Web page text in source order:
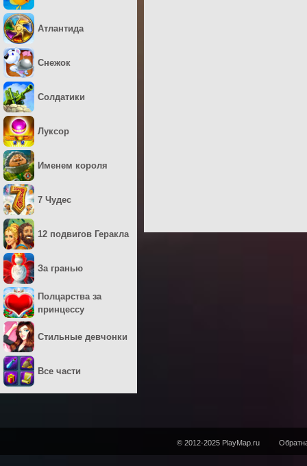
Атлантида
Снежок
Солдатики
Луксор
Именем короля
7 Чудес
12 подвигов Геракла
За гранью
Полцарства за
принцессу
Стильные девчонки
Все части
© 2012-2025 PlayMap.ru